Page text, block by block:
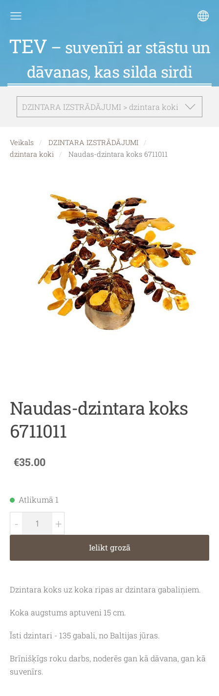
TEV – suvenīri ar stāstu un
dāvanas, kas silda sirdi
DZINTARA IZSTRĀDĀJUMI > dzintara koki
Veikals
DZINTARA IZSTRĀDĀJUMI
dzintara koki
Naudas-dzintara koks 6711011
Naudas-dzintara koks
6711011
€35.00
Atlikumā 1
- +
Ielikt grozā
Dzintara koks uz koka ripas ar dzintara gabaliņiem.
Koka augstums aptuveni 15 cm.
Īsti dzintari - 135 gabali, no Baltijas jūras.
Brīnišķīgs roku darbs, noderēs gan kā dāvana, gan kā
suvenīrs.